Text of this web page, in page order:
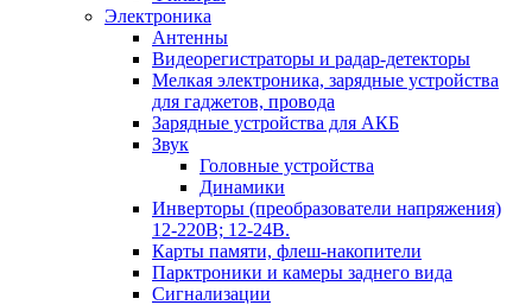
Электроника
Антенны
Видеорегистраторы и радар-детекторы
Мелкая электроника, зарядные устройства
для гаджетов, провода
Зарядные устройства для АКБ
Звук
Головные устройства
Динамики
Инверторы (преобразователи напряжения)
12-220В; 12-24В.
Карты памяти, флеш-накопители
Парктроники и камеры заднего вида
Сигнализации